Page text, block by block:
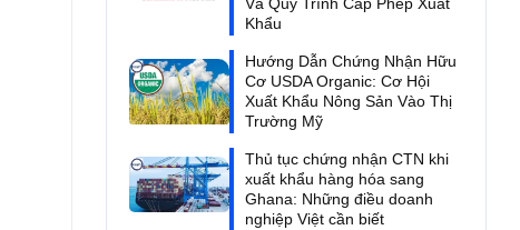
Khẩu
Hướng Dẫn Chứng Nhận Hữu
Cơ USDA Organic: Cơ Hội
Xuất Khẩu Nông Sản Vào Thị
Trường Mỹ
Thủ tục chứng nhận CTN khi
xuất khẩu hàng hóa sang
Ghana: Những điều doanh
nghiệp Việt cần biết